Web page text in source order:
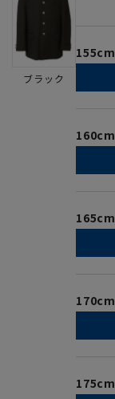
ブラック
155cm
160cm
165cm
170cm
175cm